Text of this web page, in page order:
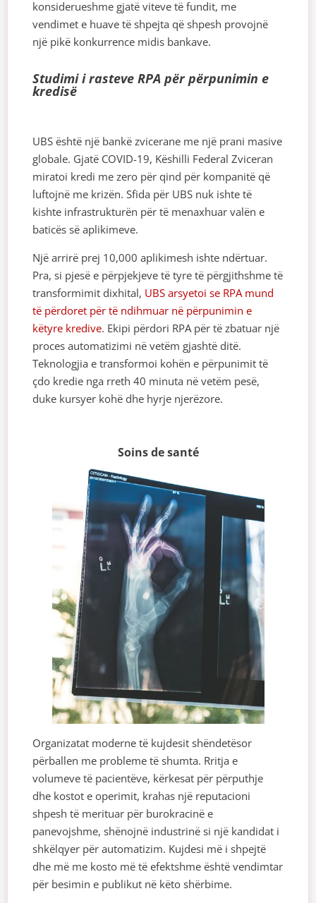
konsiderueshme gjatë viteve të fundit, me
vendimet e huave të shpejta që shpesh provojnë
një pikë konkurrence midis bankave.
Studimi i rasteve RPA për përpunimin e
kredisë
UBS është një bankë zvicerane me një prani masive
globale. Gjatë COVID-19, Këshilli Federal Zviceran
miratoi kredi me zero për qind për kompanitë që
luftojnë me krizën. Sfida për UBS nuk ishte të
kishte infrastrukturën për të menaxhuar valën e
baticës së aplikimeve.
Një arrirë prej 10,000 aplikimesh ishte ndërtuar.
Pra, si pjesë e përpjekjeve të tyre të përgjithshme të
transformimit dixhital, UBS arsyetoi se RPA mund
të përdoret për të ndihmuar në përpunimin e
këtyre kredive. Ekipi përdori RPA për të zbatuar një
proces automatizimi në vetëm gjashtë ditë.
Teknologjia e transformoi kohën e përpunimit të
çdo kredie nga rreth 40 minuta në vetëm pesë,
duke kursyer kohë dhe hyrje njerëzore.
Soins de santé
Organizatat moderne të kujdesit shëndetësor
përballen me probleme të shumta. Rritja e
volumeve të pacientëve, kërkesat për përputhje
dhe kostot e operimit, krahas një reputacioni
shpesh të merituar për burokracinë e
panevojshme, shënojnë industrinë si një kandidat i
shkëlqyer për automatizim. Kujdesi më i shpejtë
dhe më me kosto më të efektshme është vendimtar
për besimin e publikut në këto shërbime.